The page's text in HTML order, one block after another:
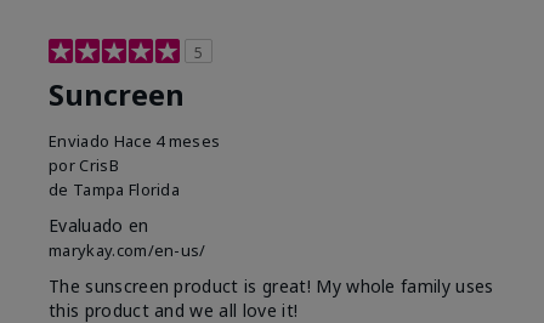
5
Suncreen
Enviado Hace 4 meses
por CrisB
de Tampa Florida
Evaluado en
marykay.com/en-us/
The sunscreen product is great! My whole family uses
this product and we all love it!